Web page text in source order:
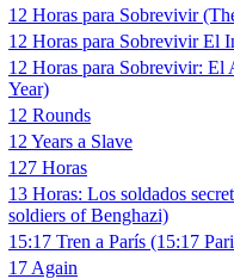
12 Horas para Sobrevivir
12 Horas para Sobrevivir El
12 Horas para Sobrevivir: El
Year)
12 Rounds
12 Years a Slave
127 Horas
13 Horas: Los soldados
soldiers of Benghazi)
15:17 Tren a París (15:17
17 Again